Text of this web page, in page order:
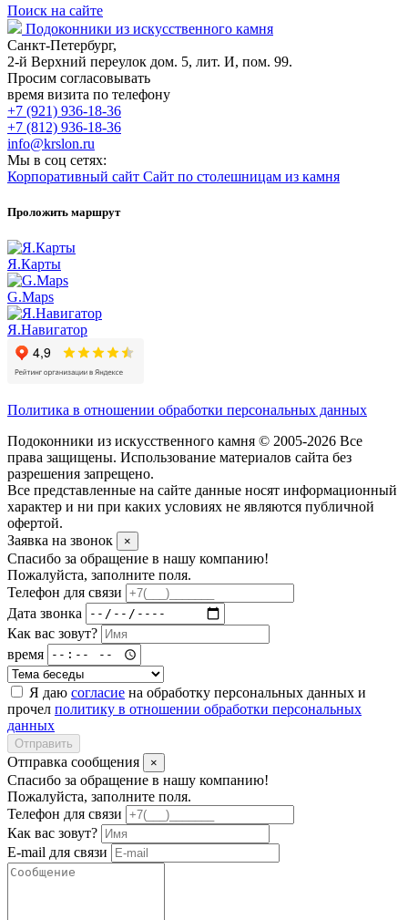
Поиск на сайте
Подоконники из искусственного камня
Санкт-Петербург,
2-й Верхний переулок дом. 5, лит. И, пом. 99.
Просим согласовывать
время визита по телефону
+7 (921) 936-18-36
+7 (812) 936-18-36
info@krslon.ru
Мы в соц сетях:
Корпоративный сайт Сайт по столешницам из камня
Проложить маршрут
Я.Карты
G.Maps
Я.Навигатор
Политика в отношении обработки персональных данных
Подоконники из искусственного камня © 2005-2026 Все
права защищены. Использование материалов сайта без
разрешения запрещено.
Все представленные на сайте данные носят информационный
характер и ни при каких условиях не являются публичной
офертой.
Заявка на звонок
×
Спасибо за обращение в нашу компанию!
Пожалуйста, заполните поля.
Телефон для связи
Дата звонка
Как вас зовут?
время
Я даю согласие на обработку персональных данных и
прочел политику в отношении обработки персональных
данных
Отправить
Отправка сообщения ×
Спасибо за обращение в нашу компанию!
Пожалуйста, заполните поля.
Телефон для связи
Как вас зовут?
E-mail для связи